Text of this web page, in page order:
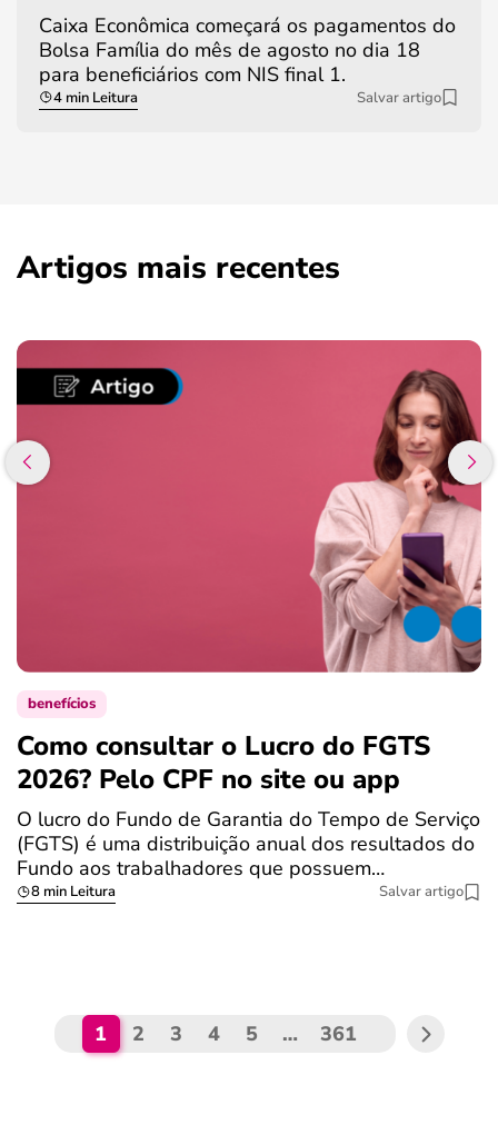
Caixa Econômica começará os pagamentos do
Bolsa Família do mês de agosto no dia 18
para beneficiários com NIS final 1.
4 min Leitura Salvar artigo
Artigos mais recentes
benefícios
Como consultar o Lucro do FGTS
2026? Pelo CPF no site ou app
O lucro do Fundo de Garantia do Tempo de Serviço
(FGTS) é uma distribuição anual dos resultados do
Fundo aos trabalhadores que possuem…
8 min Leitura Salvar artigo
1 2 3 4 5 … 361